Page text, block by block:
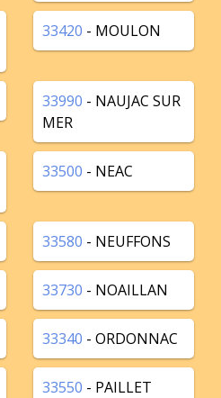
33420 - MOULON
33990 - NAUJAC SUR
MER
33500 - NEAC
33580 - NEUFFONS
33730 - NOAILLAN
33340 - ORDONNAC
33550 - PAILLET